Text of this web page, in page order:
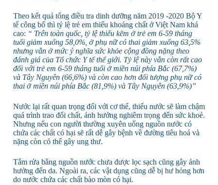
Theo kết quả tổng điều tra dinh dưỡng năm 2019 -2020 Bộ Y
tế công bố thì tỷ lệ trẻ em thiếu khoáng chất ở Việt Nam khá
cao: “ Trên toàn quốc, tỷ lệ thiếu kẽm ở trẻ em 6-59 tháng
tuổi giảm xuống 58,0%, ở phụ nữ có thai giảm xuống 63,5%
nhưng vẫn ở mức ý nghĩa sức khỏe cộng đồng nặng theo
đánh giá của Tổ chức Y tế thế giới. Tỷ lệ này vẫn còn rất cao
đối với trẻ em 6-59 tháng tuổi ở miền núi phía Bắc (67,7%)
và Tây Nguyên (66,6%) và còn cao hơn đối tượng phụ nữ có
thai ở miền núi phía Bắc (81,9%) và Tây Nguyên (63,9%)”
Nước lại rất quan trọng đối với cơ thể, thiếu nước sẽ làm chậm
quá trình trao đổi chất, ảnh hưởng nghiêm trọng đến sức khoẻ.
Nhưng nếu con người thường xuyên uống nguồn nước có
chứa các chất có hại sẽ rất dễ gây bệnh về đường tiêu hoá và
nặng còn có thể gây ung thư.
Tắm rửa bằng nguồn nước chưa được lọc sạch cũng gây ảnh
hưởng đến da. Ngoài ra, các vật dụng cũng dễ bị hư hỏng hơn
do nước chứa các chất bào mòn có hại.